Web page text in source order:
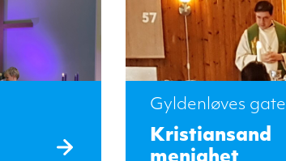
Gyldenløves gate
Kristiansand